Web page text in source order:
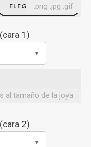
ELEGIR FICHERO
.png .jpg .gif
1)
▼
al tamaño de la joya
2)
▼